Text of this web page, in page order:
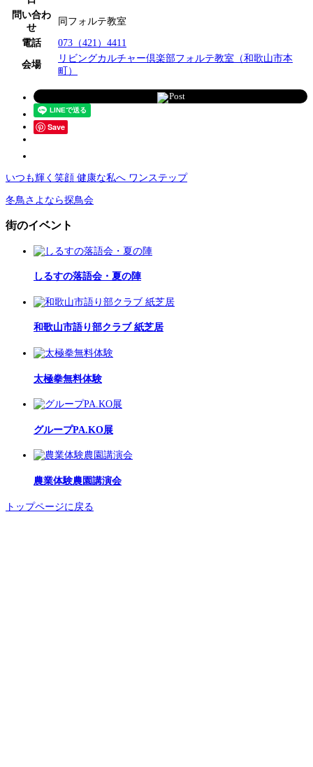
問い合わ
せ
同フォルテ教室
電話 073（421）4411
会場
リビングカルチャー倶楽部フォルテ教室（和歌山市本
町）
Post
Save
いつも輝く笑顔 健康な私へ ワンステップ
冬鳥さよなら探鳥会
街のイベント
しるすの落語会・夏の陣
和歌山市語り部クラブ 紙芝居
太極拳無料体験
グループPA.KO展
農業体験農園講演会
トップページに戻る